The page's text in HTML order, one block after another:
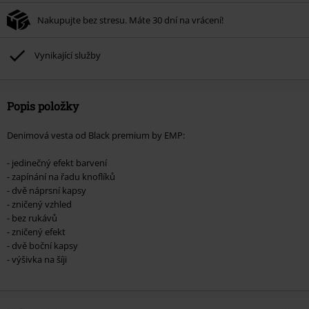
Nelze kombinovat s jinými akciovými kódy. Sleva se nevztahuje na: knihy,
média, vstupenky, Rammstein, (Till) Lindemann, Böhse Onkelz, Broilers, Die
podpoříte nadaci.
Nakupujte bez stresu. Máte 30 dní na vrácení!
Vynikající služby
Popis položky
Denimová vesta od Black premium by EMP:
- jedinečný efekt barvení
- zapínání na řadu knoflíků
- dvě náprsní kapsy
- zničený vzhled
- bez rukávů
- zničený efekt
- dvě boční kapsy
- výšivka na šíji